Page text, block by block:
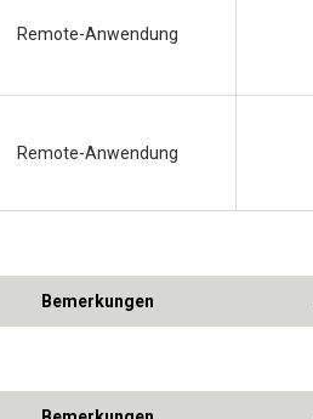
Remote-Anwendung
Remote-Anwendung
Bemerkungen